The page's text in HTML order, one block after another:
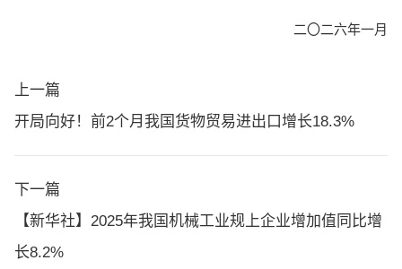
二〇二六年一月
上一篇
开局向好！前2个月我国货物贸易进出口增长18.3%
下一篇
【新华社】2025年我国机械工业规上企业增加值同比增
长8.2%